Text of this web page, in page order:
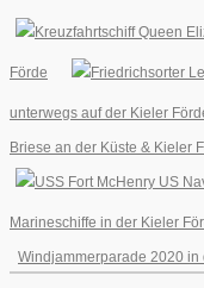
Förde
unterwegs auf der Kieler
Briese an der Küste & Kieler
Marineschiffe in der Kieler
Windjammerparade 2020 in